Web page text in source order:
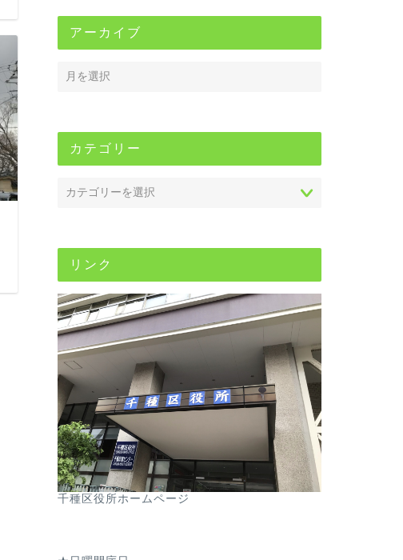
アーカイブ
カテゴリー
リンク
千種区役所ホームページ